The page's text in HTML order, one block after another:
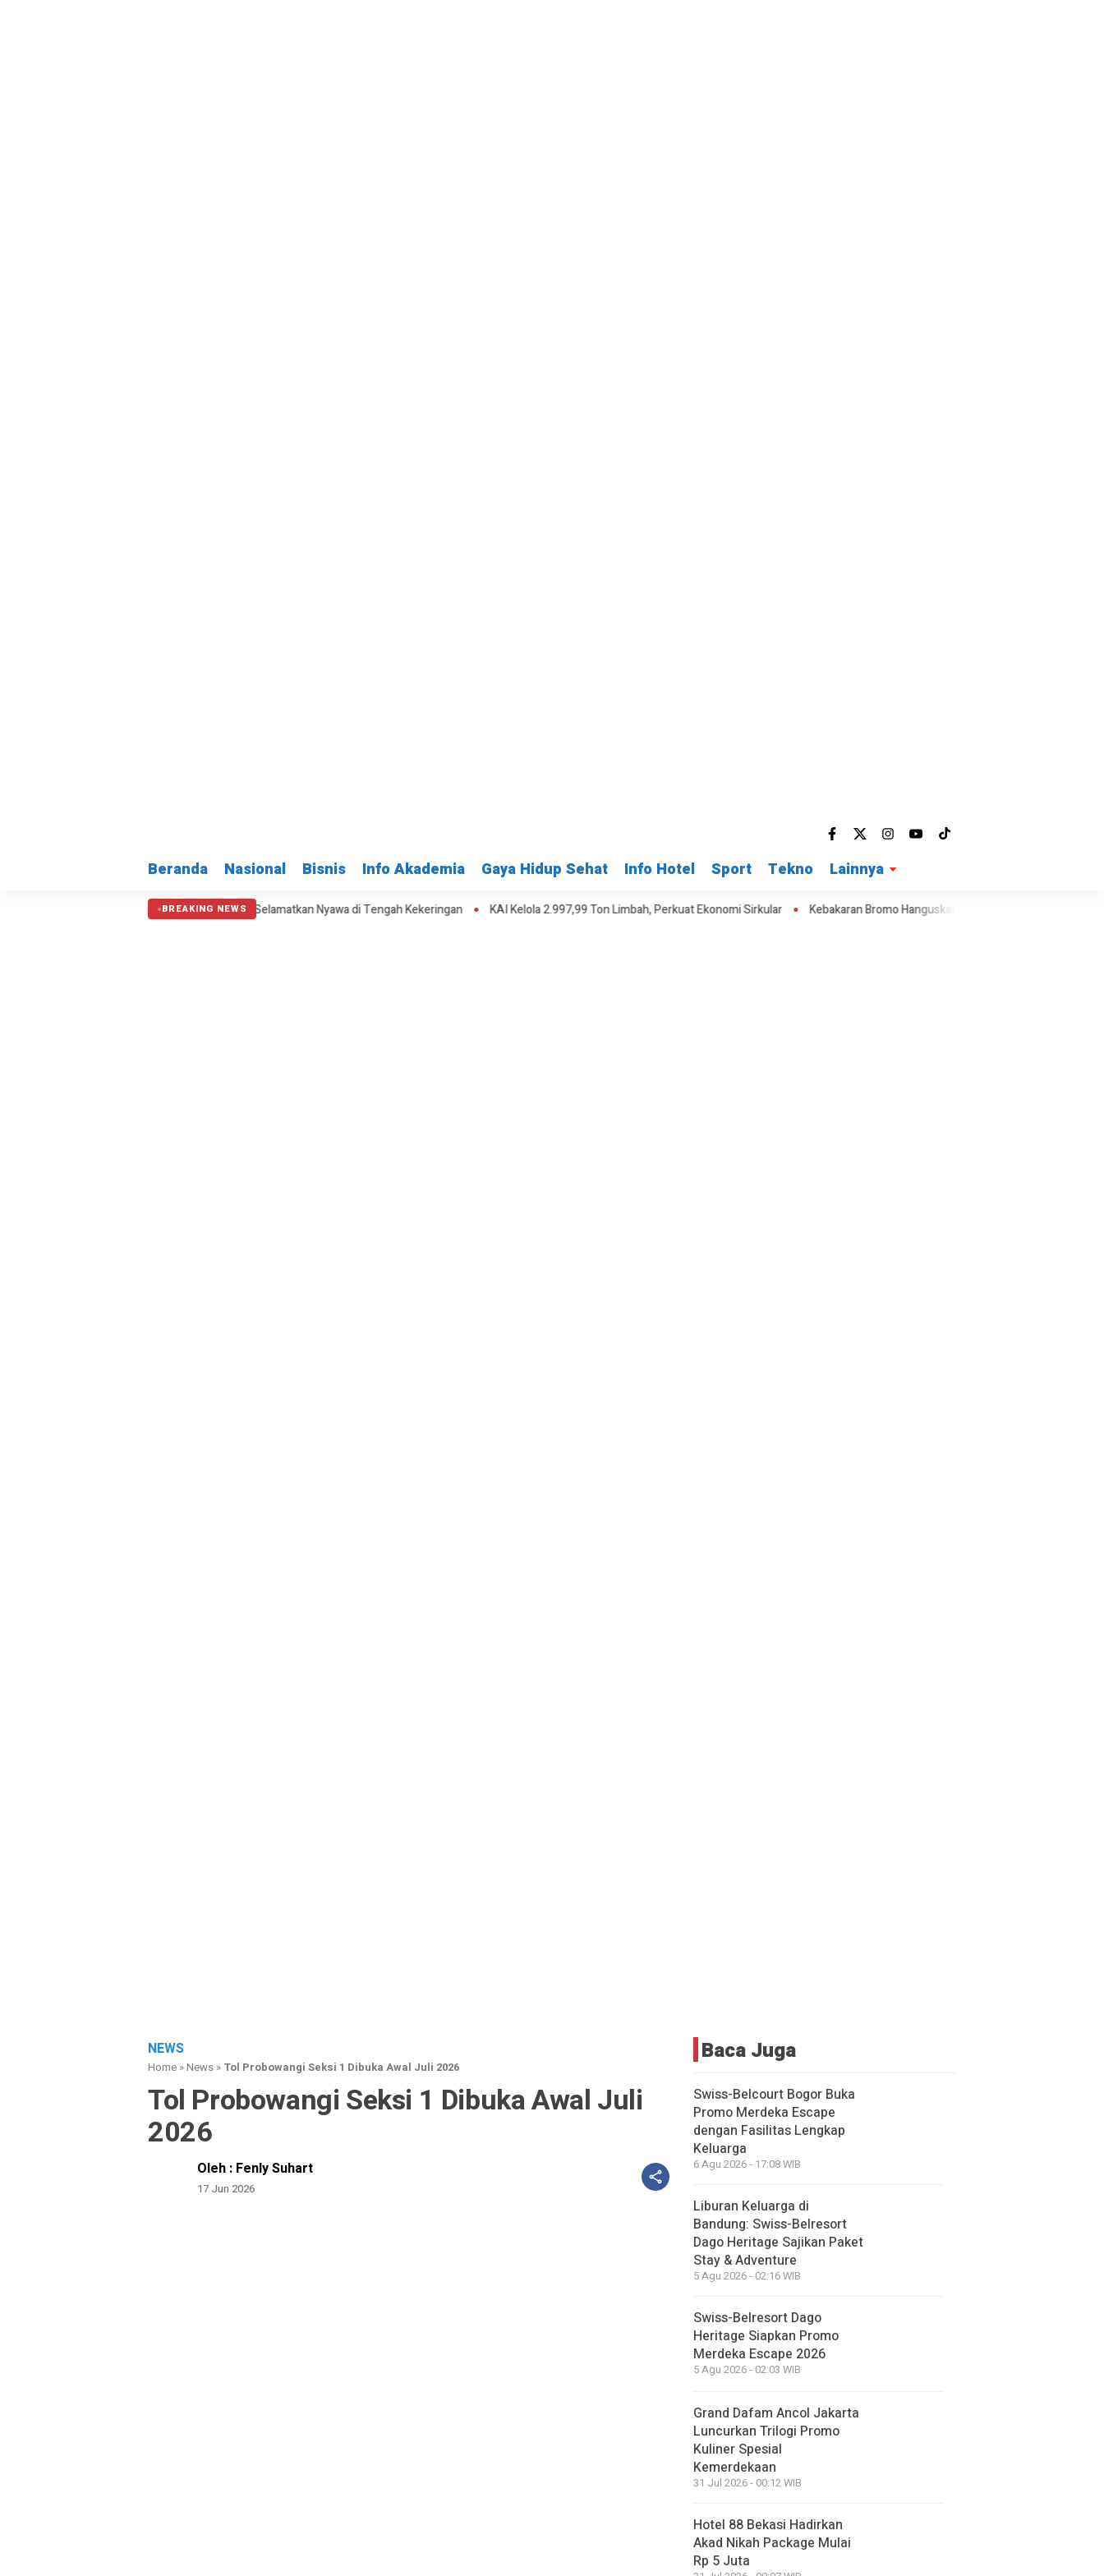
Beranda Nasional Bisnis Info Akademia Gaya Hidup Sehat Info Hotel Sport Tekno Lainnya
BREAKING NEWS
Kepala BNPB: Destana Selamatkan Nyawa di Tengah Kekeringan KAI Kelola 2.997,99 Ton Limbah, Perkuat Ekonomi Sirkular Kebakaran Bromo Hanguskan 60 Hektare, Water Bombing Dikerahkan
NEWS
Home »News » Tol Probowangi Seksi 1 Dibuka Awal Juli 2026
Tol Probowangi Seksi 1 Dibuka Awal Juli
2026
Oleh : Fenly Suhart
17 Jun 2026
Baca Juga
Swiss-Belcourt Bogor Buka
Promo Merdeka Escape
dengan Fasilitas Lengkap
Keluarga
6 Agu 2026 - 17:08 WIB
Liburan Keluarga di
Bandung: Swiss-Belresort
Dago Heritage Sajikan Paket
Stay & Adventure
5 Agu 2026 - 02:16 WIB
Swiss-Belresort Dago
Heritage Siapkan Promo
Merdeka Escape 2026
5 Agu 2026 - 02:03 WIB
Grand Dafam Ancol Jakarta
Luncurkan Trilogi Promo
Kuliner Spesial
Kemerdekaan
31 Jul 2026 - 00:12 WIB
Hotel 88 Bekasi Hadirkan
Akad Nikah Package Mulai
Rp 5 Juta